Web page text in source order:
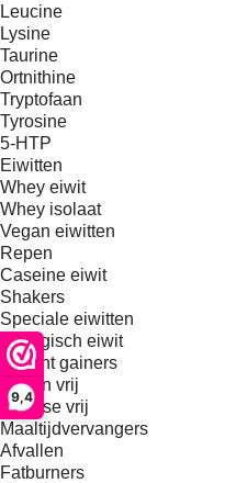
9,4
Leucine
Lysine
Taurine
Ortnithine
Tryptofaan
Tyrosine
5-HTP
Eiwitten
Whey eiwit
Whey isolaat
Vegan eiwitten
Repen
Caseine eiwit
Shakers
Speciale eiwitten
Biologisch eiwit
Weight gainers
Gluten vrij
Lactose vrij
Maaltijdvervangers
Afvallen
Fatburners